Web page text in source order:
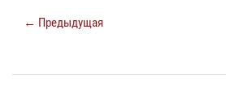
← Предыдущая